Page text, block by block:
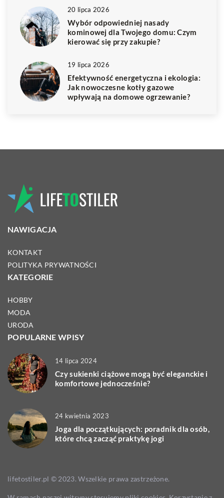
20 lipca 2026
Wybór odpowiedniej nasady
kominowej dla Twojego domu: Czym
kierować się przy zakupie?
19 lipca 2026
Efektywność energetyczna i ekologia:
Jak nowoczesne kotły gazowe
wpływają na domowe ogrzewanie?
NAWIGACJA
KONTAKT
POLITYKA PRYWATNOŚCI
KATEGORIE
HOBBY
MODA
URODA
POPULARNE WPISY
14 lipca 2024
Czy sukienki ciążowe mogą być eleganckie i
komfortowe jednocześnie?
24 kwietnia 2023
Joga dla początkujących: poradnik dla osób,
które chcą zacząć praktykę jogi
lifetostiler.pl © 2023. Wszelkie prawa zastrzeżone.